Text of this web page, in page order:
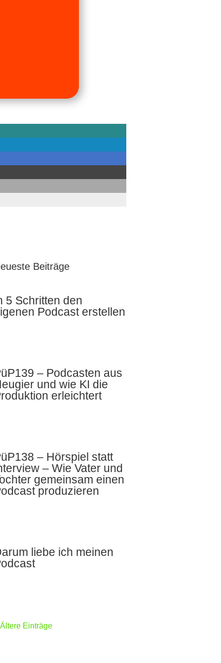
Beiträge
5 Schritten den
Podcast erstellen
– Podcasten aus
und wie KI die
erleichtert
– Hörspiel statt
– Wie Vater und
gemeinsam einen
produzieren
liebe ich meinen
Einträge